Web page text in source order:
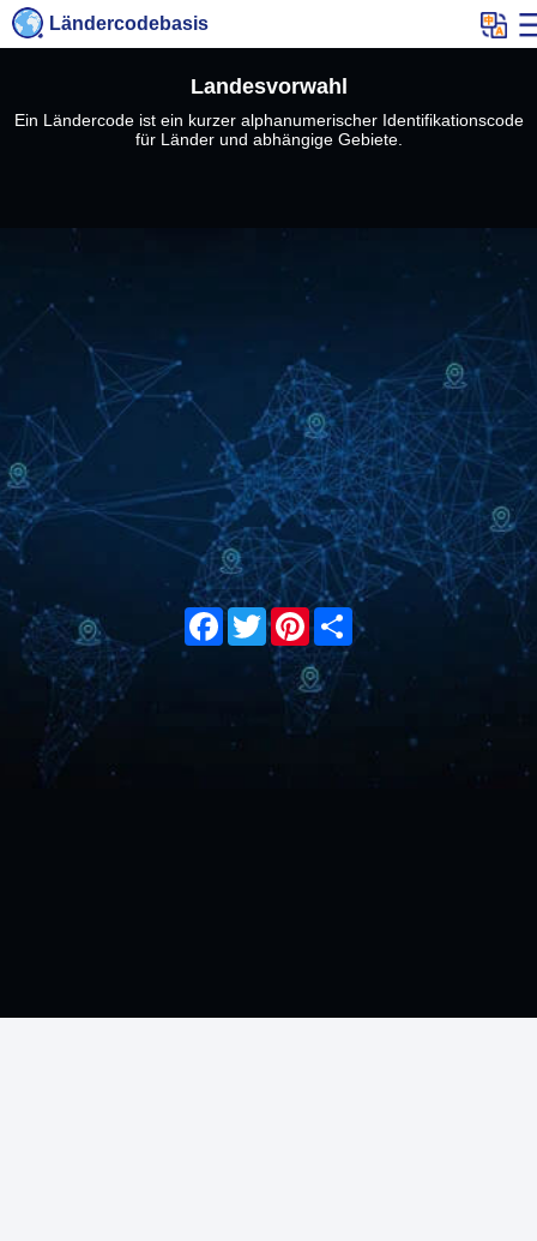
Ländercodebasis
Landesvorwahl
Ein Ländercode ist ein kurzer alphanumerischer Identifikationscode
für Länder und abhängige Gebiete.
Facebook
TwitterPinterest
Share